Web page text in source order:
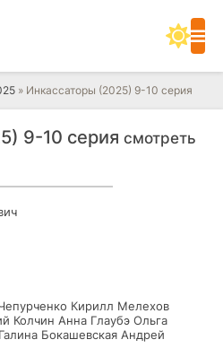
» Инкассаторы (2025) 9-10 серия
9-10 серия смотреть
Кирилл Мелехов
Колчин Анна Глаубэ Ольга
Бокашевская Андрей